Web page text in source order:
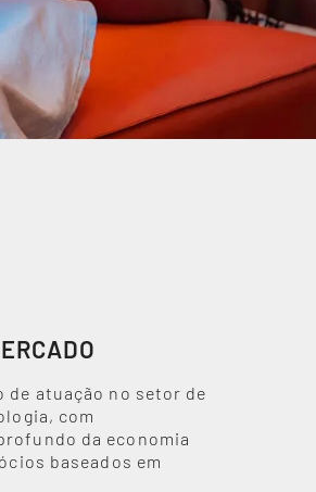
de atuação no setor de
com
da economia
baseados em